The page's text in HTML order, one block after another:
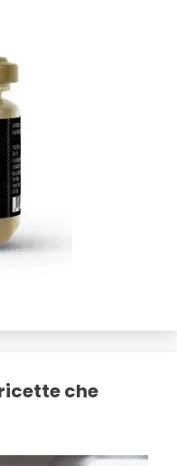
che